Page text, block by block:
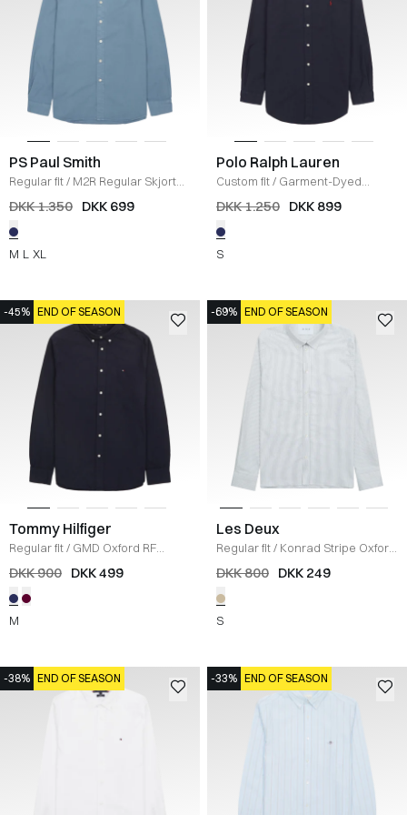
PS Paul Smith
Regular fit/ M2R Regular Skjorte
BLUE
DKK 1.350 DKK 699
M L XL
Polo Ralph Lauren
Custom fit/ Garment-Dyed
Oxford Skjorte / NAVY
DKK 1.250 DKK 899
S
-45% END OF SEASON
Tommy Hilfiger
Regular fit/ GMD Oxford RF
Skjorte/ NAVY
DKK 900 DKK 499
M
-69% END OF SEASON
Les Deux
Regular fit/ Konrad Stripe Oxford
Skjorte/ DESERT TAUPE/WHITE
DKK 800 DKK 249
S
-38% END OF SEASON -33% END OF SEASON